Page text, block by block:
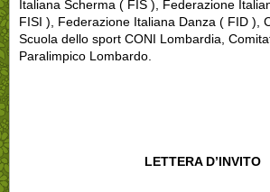
Italiana Scherma ( FIS ), Federazione
FISI ), Federazione Italiana Danza ( FID ),
Scuola dello sport CONI Lombardia,
Paralimpico Lombardo.
LETTERA D’INVITO